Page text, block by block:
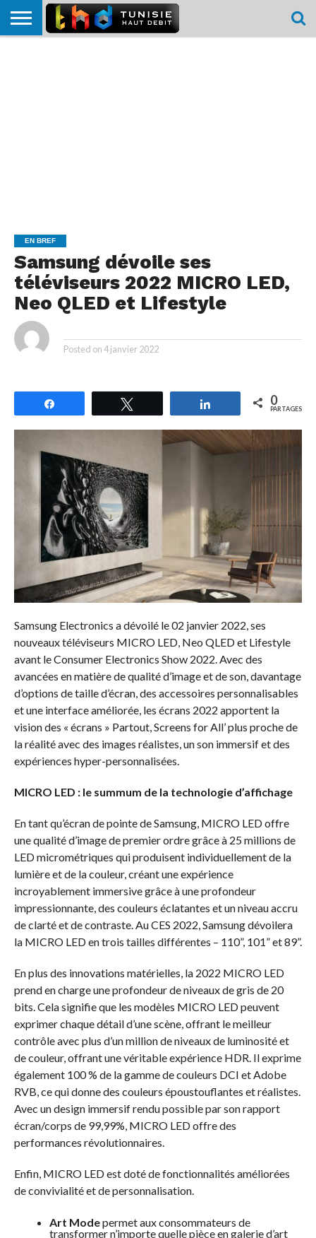
EN BREF
Samsung dévoile ses
téléviseurs 2022 MICRO LED,
Neo QLED et Lifestyle
Posted on4 janvier 2022
Partagez 0
PARTAGES
Samsung Electronics a dévoilé le 02 janvier 2022, ses
nouveaux téléviseurs MICRO LED, Neo QLED et Lifestyle
avant le Consumer Electronics Show 2022. Avec des
avancées en matière de qualité d’image et de son, davantage
d’options de taille d’écran, des accessoires personnalisables
et une interface améliorée, les écrans 2022 apportent la
vision des « écrans » Partout, Screens for All’ plus proche de
la réalité avec des images réalistes, un son immersif et des
expériences hyper-personnalisées.
MICRO LED : le summum de la technologie d’affichage
En tant qu’écran de pointe de Samsung, MICRO LED offre
une qualité d’image de premier ordre grâce à 25 millions de
LED micrométriques qui produisent individuellement de la
lumière et de la couleur, créant une expérience
incroyablement immersive grâce à une profondeur
impressionnante, des couleurs éclatantes et un niveau accru
de clarté et de contraste. Au CES 2022, Samsung dévoilera
la MICRO LED en trois tailles différentes – 110”, 101” et 89”.
En plus des innovations matérielles, la 2022 MICRO LED
prend en charge une profondeur de niveaux de gris de 20
bits. Cela signifie que les modèles MICRO LED peuvent
exprimer chaque détail d’une scène, offrant le meilleur
contrôle avec plus d’un million de niveaux de luminosité et
de couleur, offrant une véritable expérience HDR. Il exprime
également 100 % de la gamme de couleurs DCI et Adobe
RVB, ce qui donne des couleurs époustouflantes et réalistes.
Avec un design immersif rendu possible par son rapport
écran/corps de 99,99%, MICRO LED offre des
performances révolutionnaires.
Enfin, MICRO LED est doté de fonctionnalités améliorées
de convivialité et de personnalisation.
Art Modepermet aux consommateurs de
transformer n’importe quelle pièce en galerie d’art